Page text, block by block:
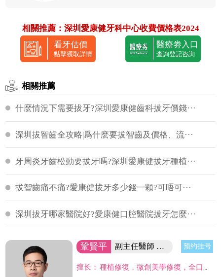
相關推薦：深圳愛康健牙科中心收費價格表2024
看牙估價
點擊獲取詳情
醫療劵入口
查詢登記咨詢
相關推薦
什麼情況下需要拔牙?深圳愛康健齒科拔牙價錢···
深圳拔智齒全攻略|爲什麽要拔智齒及價格、流···
牙周炎牙齒松動要拔牙嗎?深圳愛康健拔牙種植···
拔智齒痛不痛?愛康健拔牙多少錢一顆?可唔可···
深圳拔牙哪家醫院好?愛康健口腔醫院拔牙怎麼···
鞏賢平 副主任醫師 醫院院長/碩士 预约挂号
擅长： 種植修復，微創美學修復，全口咬合重建等；熟練應用口腔顯微鏡並在顯微放大設備下進行種植手術、牙周美學手術及各類修復操作。熟練處理牙周病及牙體缺失、四環素、氟斑牙的全口美學修復工作，對於顯微治療有深入研究，具有豐富的口腔全科診療經驗。